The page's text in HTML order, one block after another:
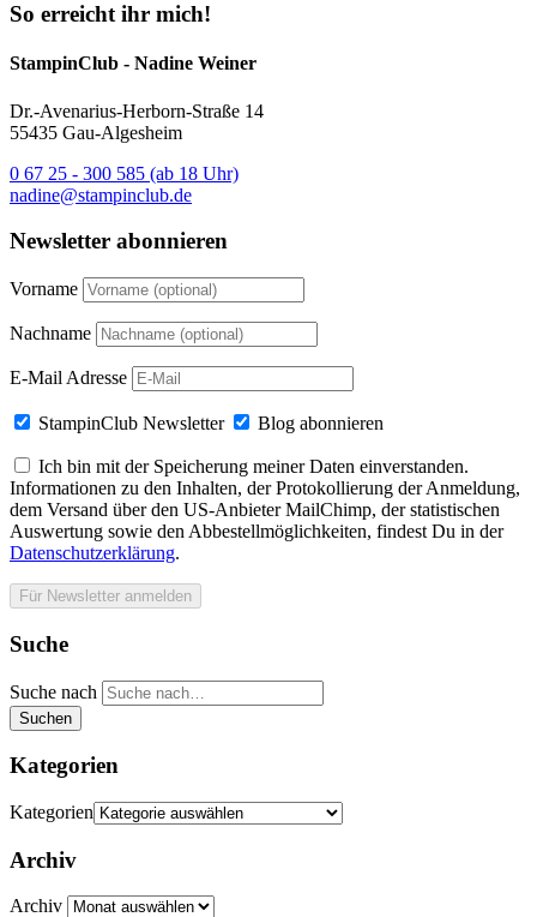
So erreicht ihr mich!
StampinClub - Nadine Weiner
Dr.-Avenarius-Herborn-Straße 14
55435 Gau-Algesheim
0 67 25 - 300 585 (ab 18 Uhr)
nadine@stampinclub.de
Newsletter abonnieren
Vorname
Nachname
E-Mail Adresse
StampinClub Newsletter Blog abonnieren
Ich bin mit der Speicherung meiner Daten einverstanden.
Informationen zu den Inhalten, der Protokollierung der Anmeldung,
dem Versand über den US-Anbieter MailChimp, der statistischen
Auswertung sowie den Abbestellmöglichkeiten, findest Du in der
Datenschutzerklärung.
Suche
Suche nach
Suchen
Kategorien
Kategorien
Archiv
Archiv